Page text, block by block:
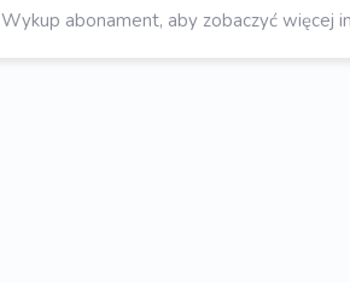
Wykup abonament, aby zobaczyć więcej